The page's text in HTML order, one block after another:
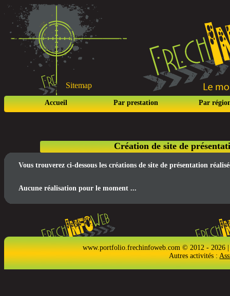
Sitemap
Accueil Par prestation Par
Création de site de
Vous trouverez ci-dessous les créations de site de présentation
Aucune réalisation pour le moment ...
www.portfolio.frechinfoweb.com © 2012 - 2026
Autres activités :